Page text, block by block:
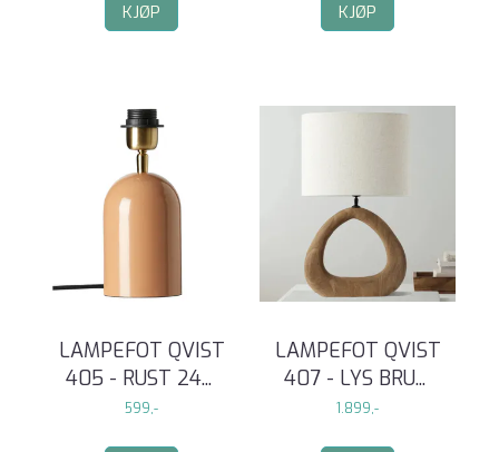
KJØP KJØP
LAMPEFOT QVIST
405 - RUST 24...
599,-
LAMPEFOT QVIST
407 - LYS BRU...
1.899,-